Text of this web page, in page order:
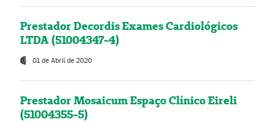
Prestador Decordis Exames Cardiológicos
LTDA (51004347-4)
01 de Abril de 2020
Prestador Mosaicum Espaço Clínico Eireli
(51004355-5)